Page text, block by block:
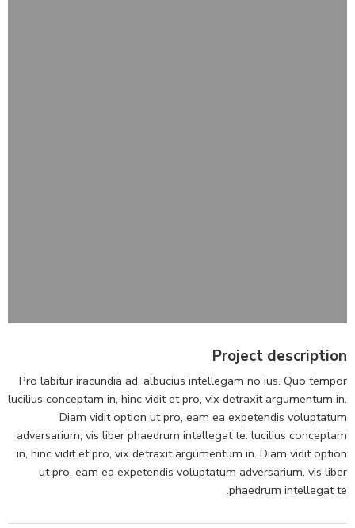
Project description
Pro labitur iracundia ad, albucius intellegam no ius. Quo tempor
lucilius conceptam in, hinc vidit et pro, vix detraxit argumentum in.
Diam vidit option ut pro, eam ea expetendis voluptatum
adversarium, vis liber phaedrum intellegat te. lucilius conceptam
in, hinc vidit et pro, vix detraxit argumentum in. Diam vidit option
ut pro, eam ea expetendis voluptatum adversarium, vis liber
phaedrum intellegat te.